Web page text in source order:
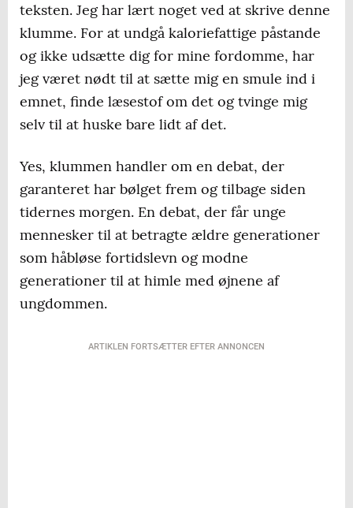
teksten. Jeg har lært noget ved at skrive denne
klumme. For at undgå kaloriefattige påstande
og ikke udsætte dig for mine fordomme, har
jeg været nødt til at sætte mig en smule ind i
emnet, finde læsestof om det og tvinge mig
selv til at huske bare lidt af det.
Yes, klummen handler om en debat, der
garanteret har bølget frem og tilbage siden
tidernes morgen. En debat, der får unge
mennesker til at betragte ældre generationer
som håbløse fortidslevn og modne
generationer til at himle med øjnene af
ungdommen.
ARTIKLEN FORTSÆTTER EFTER ANNONCEN